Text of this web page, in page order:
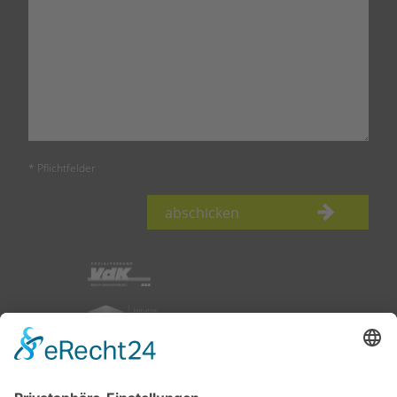
* Pflichtfelder
abschicken